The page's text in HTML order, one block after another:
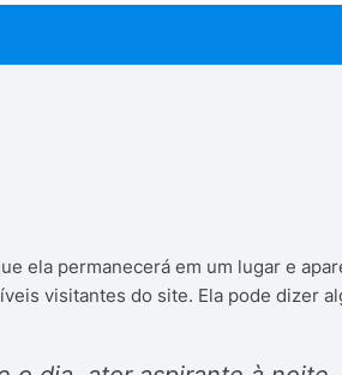
ela permanecerá em um lugar e
visitantes do site. Ela pode dizer